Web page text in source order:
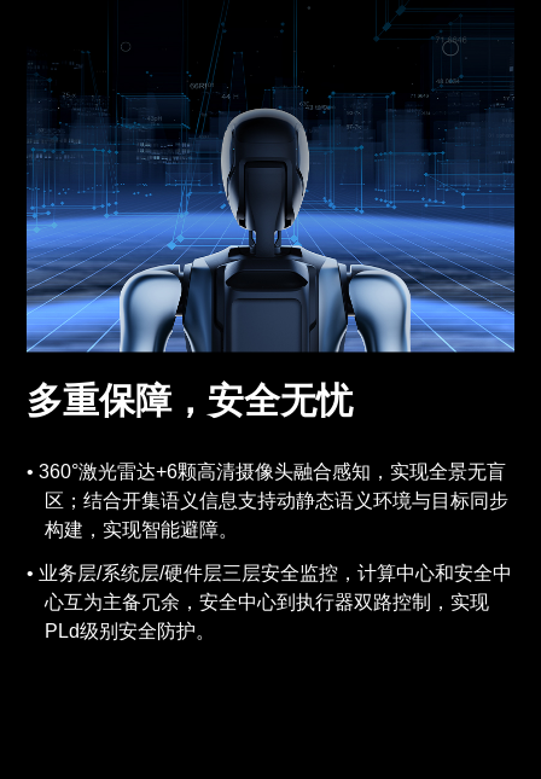
多重保障，安全无忧
360°激光雷达+6颗高清摄像头融合感知，实现全景无盲
区；结合开集语义信息支持动静态语义环境与目标同步
构建，实现智能避障。
业务层/系统层/硬件层三层安全监控，计算中心和安全中
心互为主备冗余，安全中心到执行器双路控制，实现
PLd级别安全防护。